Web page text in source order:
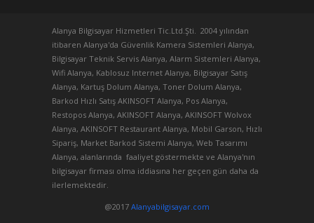
Alanya Bilgisayar Hizmetleri Tic.Ltd.Şti. 2004 yılından
itibaren Alanya'da Güvenlik Kamera Sistemleri Alanya,
Bilgisayar Teknik Servis Alanya, Alarm Sistemleri Alanya,
Wifi Alanya, Kablosuz Internet Alanya, Bilgisayar Satış
Alanya, Kartuş Dolum Alanya, Toner Dolum Alanya,
Barkod Hızlı Satış AKINSOFT Alanya, Pos Alanya,
Restopos Alanya, AKINSOFT Alanya, AKINSOFT Wolvox
Alanya, AKINSOFT Restaurant Alanya, Mobil Garson, Hızlı
Sipariş, Market Barkod Sistemi Alanya, Web Tasarımı
Alanya, alanlarında faaliyet göstermekte ve Alanya'nın
bilgisayar firması olma iddiasına her geçen gün daha da
ilerlemektedir.
@2017 Alanyabilgisayar.com